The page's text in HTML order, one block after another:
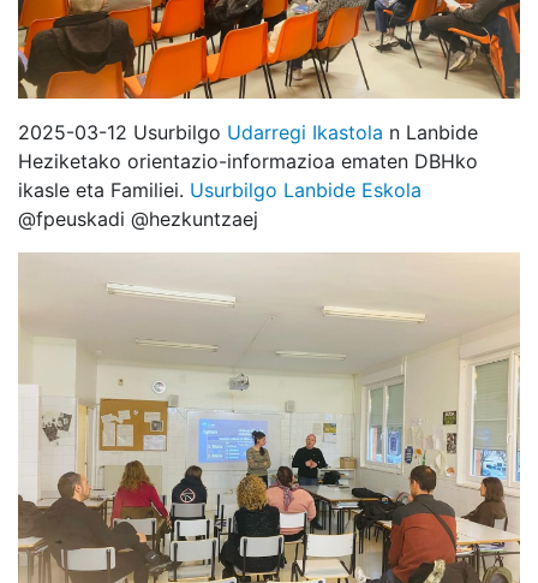
2025-03-12 Usurbilgo Udarregi Ikastola n Lanbide
Heziketako orientazio-informazioa ematen DBHko
ikasle eta Familiei. Usurbilgo Lanbide Eskola
@fpeuskadi @hezkuntzaej